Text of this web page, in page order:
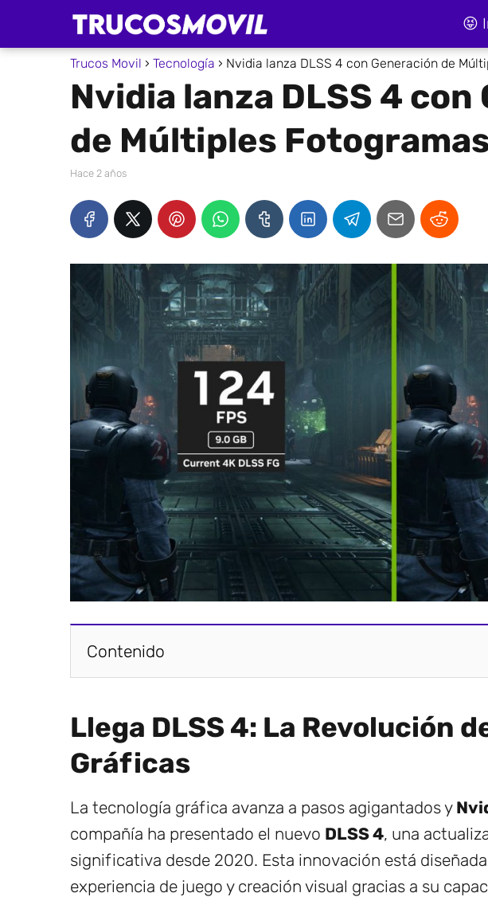
😝
Trucos Movil Tecnología Nvidia lanza DLSS 4 con Generación de
Nvidia lanza DLSS 4
de Múltiples
hace 2 años
Contenido
Llega DLSS 4: La Revolución
Gráficas
La tecnología gráfica avanza a pasos agigantados y
compañía ha presentado el nuevo DLSS 4, una
significativa desde 2020. Esta innovación está
experiencia de juego y creación visual gracias a su